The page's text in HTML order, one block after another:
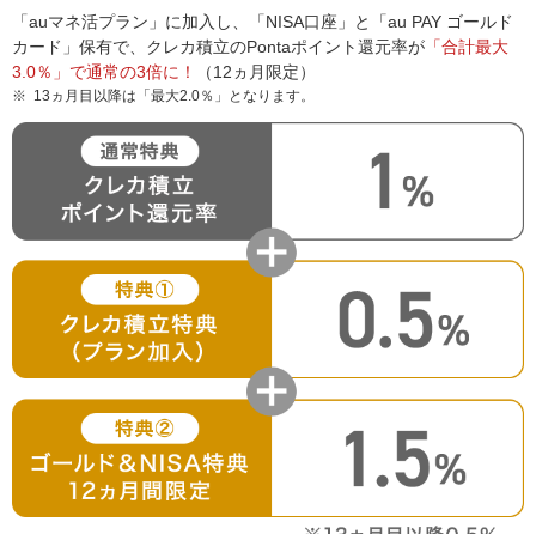
「auマネ活プラン」に加入し、「NISA口座」と「au PAY ゴールド
カード」保有で、クレカ積立のPontaポイント還元率が 「合計最大
3.0％」で通常の3倍に！
（12ヵ月限定）
※ 13ヵ月目以降は「最大2.0％」となります。